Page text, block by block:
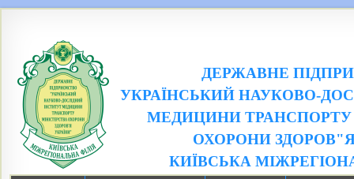
ДЕРЖАВНЕ
УКРАЇНСЬКИЙ НАУКОВО-
МЕДИЦИНИ ТРАНСПОРТУ
ОХОРОНИ
КИЇВСЬКА